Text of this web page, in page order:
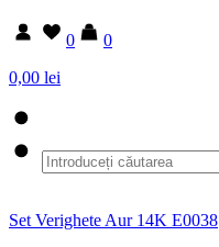
0
0
0,00 lei
Set Verighete Aur 14K E0038